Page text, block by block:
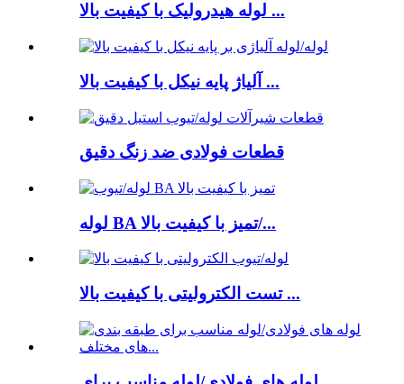
لوله هیدرولیک با کیفیت بالا ...
آلیاژ پایه نیکل با کیفیت بالا ...
قطعات فولادی ضد زنگ دقیق
لوله BA تمیز با کیفیت بالا/...
تست الکترولیتی با کیفیت بالا ...